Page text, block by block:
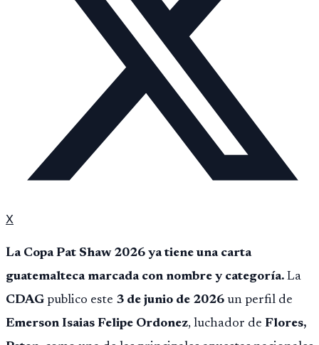
X
La Copa Pat Shaw 2026 ya tiene una carta
guatemalteca marcada con nombre y categoría. La
CDAG publico este 3 de junio de 2026 un perfil de
Emerson Isaias Felipe Ordonez, luchador de Flores,